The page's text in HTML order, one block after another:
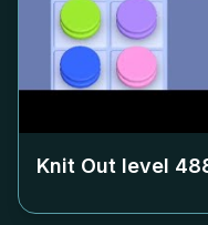
Knit Out level